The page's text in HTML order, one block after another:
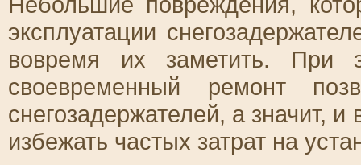
эксплуатации
вовремя их заметить. При
своевременный ремонт
снегозадержателей, а значит,
избежать частых затрат на